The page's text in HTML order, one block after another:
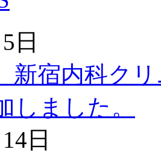
日
宿内科クリ
しました。
日